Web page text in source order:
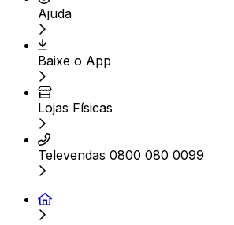
Ajuda
Baixe o App
Lojas Físicas
Televendas 0800 080 0099